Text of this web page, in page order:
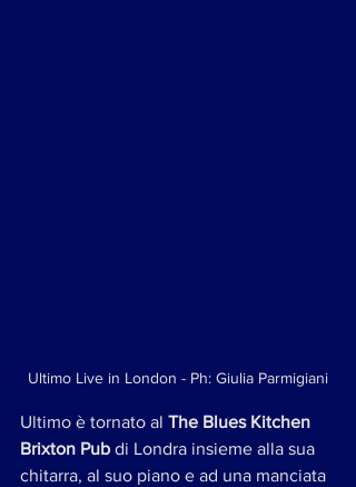
Ultimo Live in London - Ph: Giulia Parmigiani
Ultimo è tornato al The Blues Kitchen
Brixton Pub di Londra insieme alla sua
chitarra, al suo piano e ad una manciata